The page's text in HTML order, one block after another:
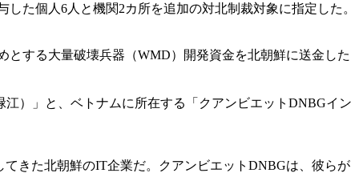
た個人6人と機関2カ所を追加の対北制裁対象に指定した。
する大量破壊兵器（WMD）開発資金を北朝鮮に送金した
）」と、ベトナムに所在する「クアンビエットDNBGイン
きた北朝鮮のIT企業だ。クアンビエットDNBGは、彼らが